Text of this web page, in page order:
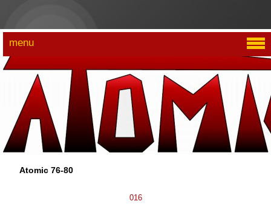
Atomic 76-80
016
menu